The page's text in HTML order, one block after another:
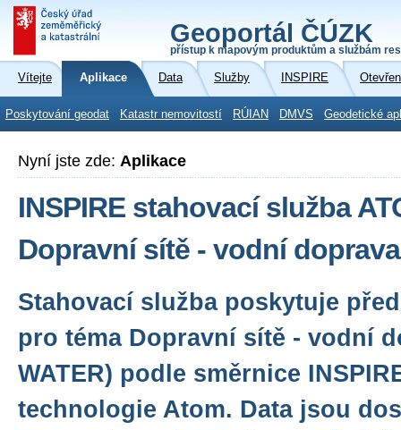
Geoportál ČÚZK
přístup k mapovým produktům a službám
Vítejte Aplikace Data Služby INSPIRE
Poskytování geodat Katastr nemovitostí RÚIAN DMVS Geodetické
Nyní jste zde: Aplikace
INSPIRE stahovací služba
Dopravní sítě - vodní doprava
Stahovací služba poskytuje
pro téma Dopravní sítě - vodní
WATER) podle směrnice
technologie Atom. Data jsou